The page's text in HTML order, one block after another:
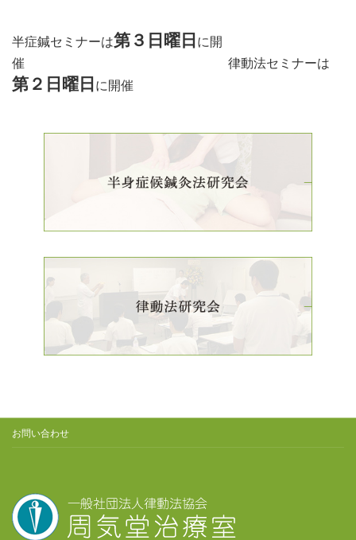
半症鍼セミナーは第３日曜日に開
催 律動法セミナーは
第２日曜日に開催
お問い合わせ